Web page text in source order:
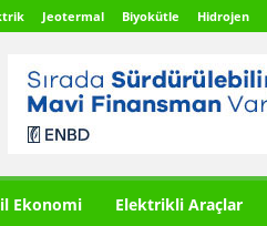
Jeotermal Biyokütle Hidrojen
Ekonomi Elektrikli Araçlar